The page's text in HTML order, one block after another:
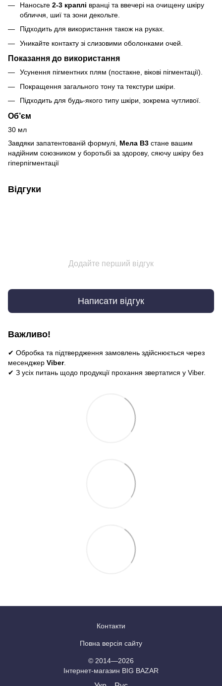
Наносьте 2-3 краплі вранці та ввечері на очищену шкіру
обличчя, шиї та зони декольте.
Підходить для використання також на руках.
Уникайте контакту зі слизовими оболонками очей.
Показання до використання
Усунення пігментних плям (постакне, вікові пігментації).
Покращення загального тону та текстури шкіри.
Підходить для будь-якого типу шкіри, зокрема чутливої.
Об’єм
30 мл
Завдяки запатентованій формулі, Мела В3 стане вашим
надійним союзником у боротьбі за здорову, сяючу шкіру без
гіперпігментації
Відгуки
Додайте перший відгук
Написати відгук
Важливо!
✔ Обробка та підтвердження замовлень здійснюється через
месенджер Viber.
✔ З усіх питань щодо продукції прохання звертатися у Viber.
Контакти
Повна версія сайту
© 2014—2026
Інтернет-магазин BIG BAZAR